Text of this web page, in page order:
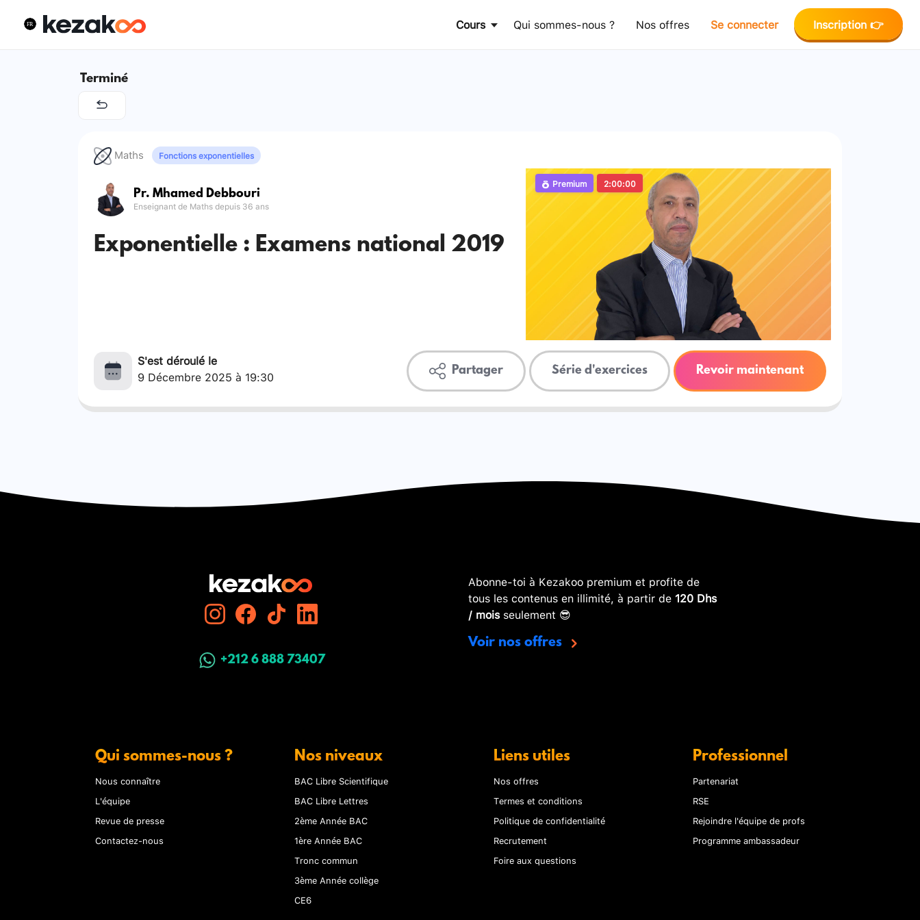
Cours Qui sommes-nous ? Nos offres Se connecter Inscription 👉
Terminé
Maths Fonctions exponentielles
Pr. Mhamed Debbouri
Enseignant de Maths depuis 36 ans
Exponentielle : Examens national 2019
Premium 2:00:00
S'est déroulé le
9 Décembre 2025 à 19:30
Partager Série d'exercices Revoir maintenant
+212 6 888 73407
Abonne-toi à Kezakoo premium et profite de
tous les contenus en illimité, à partir de 120 Dhs
/ moisseulement 😎
Voir nos offres
Qui sommes-nous ?
Nous connaître
L'équipe
Revue de presse
Contactez-nous
Nos niveaux
BAC Libre Scientifique
BAC Libre Lettres
2ème Année BAC
1ère Année BAC
Tronc commun
3ème Année collège
CE6
Liens utiles
Nos offres
Termes et conditions
Politique de confidentialité
Recrutement
Foire aux questions
Professionnel
Partenariat
RSE
Rejoindre l'équipe de profs
Programme ambassadeur